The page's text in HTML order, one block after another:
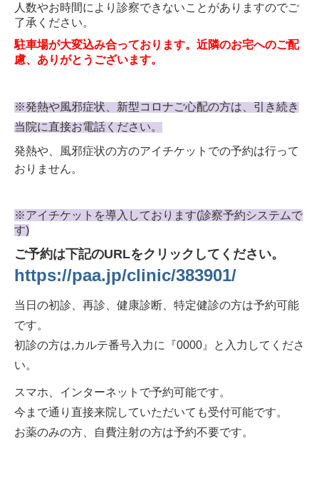
人数やお時間により診察できないことがありますのでご
了承ください。
駐車場が大変込み合っております。近隣のお宅へのご配
慮、ありがとうございます。
※発熱や風邪症状、 新型コロナご心配の方は、引き続き
当院に直接お電話ください。
発熱や、風邪症状の方のアイチケットでの予約は行って
おりません。
※アイチケットを導入しております(診察予約システムで
す)
ご予約は下記のURLをクリックしてください。
https://paa.jp/clinic/383901/
当日の初診、再診、健康診断、特定健診の方は予約可能
です。
初診の方は,カルテ番号入力に『0000』と入力してくださ
い。
スマホ、インターネットで予約可能です。
今まで通り直接来院していただいても受付可能です。
お薬のみの方、自費注射の方は予約不要です。